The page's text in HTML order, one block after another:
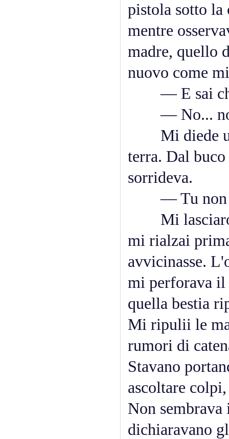
pistola sotto la
mentre
madre, quello
nuovo come
— E sai chi
— No... no,
Mi diede un
terra. Dal
sorrideva.
— Tu non
Mi
mi rialzai
avvicinasse.
mi perforava il
quella bestia
Mi ripulii le
rumori di
Stavano
ascoltare
Non
dichiaravano